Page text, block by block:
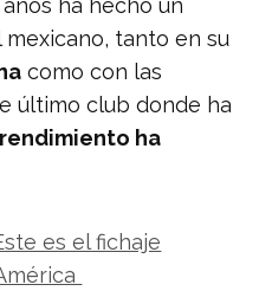
tanto en su
como con las
último club donde ha
ha
es el fichaje